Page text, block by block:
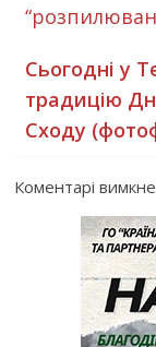
Сьогодні у
традицію
Сходу
Коментарі